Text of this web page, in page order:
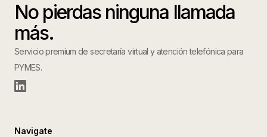
No pierdas ninguna llamada
más.
Servicio premium de secretaría virtual y atención telefónica para
PYMES.
Navigate